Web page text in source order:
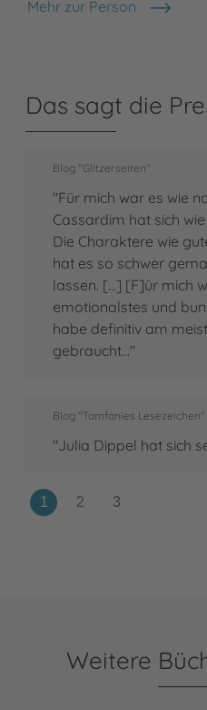
Mehr zur Person
Julia Dippel
Das sagt die
Blog "Glitzerseiten"
"Für mich war es wie
Cassardim hat sich
Die Charaktere wie
hat es so schwer
lassen. [...] [F]ür mich
emotionalstes und
habe definitiv am
gebraucht..."
Blog "Tamfanies Lesezeichen"
"Julia Dippel hat sich
Weitere